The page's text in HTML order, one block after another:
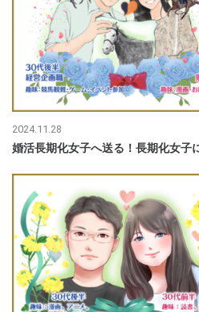
2024.11.28
婚活長期化女子へ送る！長期化女子